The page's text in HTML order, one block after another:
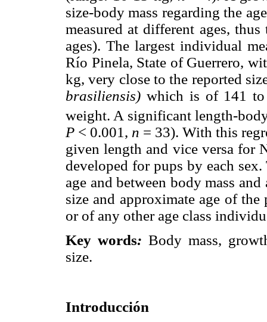
size-body mass regarding the
measured at different ages,
ages). The largest individual
Río Pinela, State of Guerrero,
kg, very close to the reported
brasiliensis) which is of 141
weight. A significant length-
P < 0.001, n = 33). With this
given length and vice versa for
developed for pups by each
age and between body mass
size and approximate age of
or of any other age class
Key words: Body mass,
size.
Introducción